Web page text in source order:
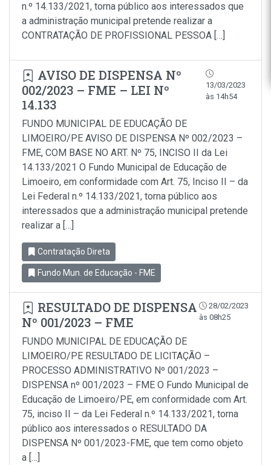
n.º 14.133/2021, torna público aos interessados que
a administração municipal pretende realizar a
CONTRATAÇÃO DE PROFISSIONAL PESSOA […]
AVISO DE DISPENSA Nº
002/2023 – FME – LEI Nº
14.133
13/03/2023
às 14h54
FUNDO MUNICIPAL DE EDUCAÇÃO DE
LIMOEIRO/PE AVISO DE DISPENSA Nº 002/2023 –
FME, COM BASE NO ART. Nº 75, INCISO II da Lei
14.133/2021 O Fundo Municipal de Educação de
Limoeiro, em conformidade com Art. 75, Inciso II – da
Lei Federal n.º 14.133/2021, torna público aos
interessados que a administração municipal pretende
realizar a […]
Contratação Direta
Fundo Mun. de Educação - FME
RESULTADO DE DISPENSA
Nº 001/2023 – FME
28/02/2023
às 08h25
FUNDO MUNICIPAL DE EDUCAÇÃO DE
LIMOEIRO/PE RESULTADO DE LICITAÇÃO –
PROCESSO ADMINISTRATIVO Nº 001/2023 –
DISPENSA nº 001/2023 – FME O Fundo Municipal de
Educação de Limoeiro/PE, em conformidade com Art.
75, inciso II – da Lei Federal n.º 14.133/2021, torna
público aos interessados o RESULTADO DA
DISPENSA Nº 001/2023-FME, que tem como objeto
a […]